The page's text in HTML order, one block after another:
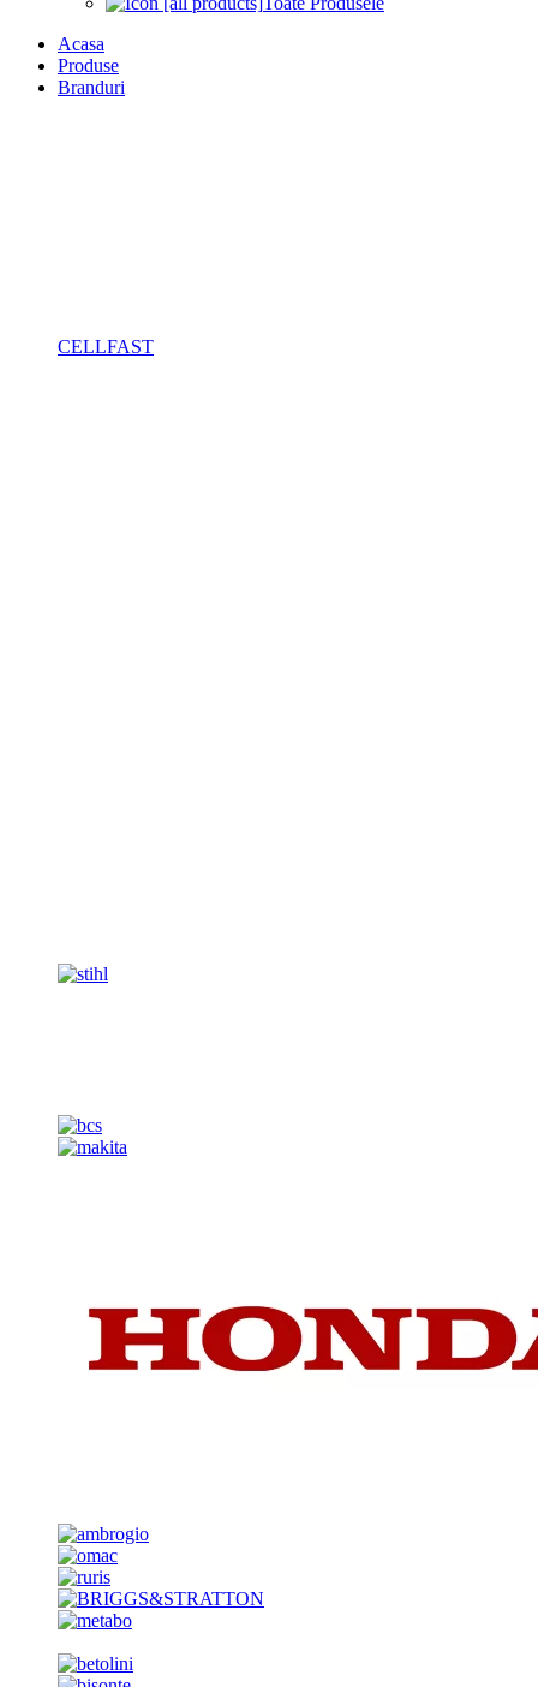
Acasa
Produse
Branduri
CELLFAST